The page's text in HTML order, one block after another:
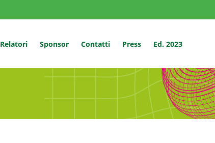
Relatori Sponsor Contatti Press Ed. 2023